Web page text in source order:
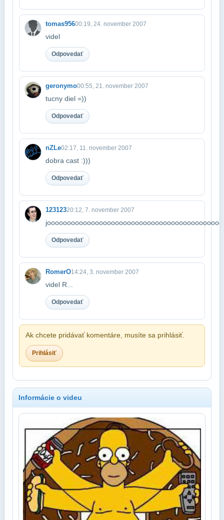
tomas95600:19, 24. november 2007
videl
Odpovedať
geronymo00:55, 21. november 2007
tucny diel =))
Odpovedať
nZLe02:17, 11. november 2007
dobra cast :)))
Odpovedať
12312320:12, 7. november 2007
Odpovedať
RomerO14:24, 3. november 2007
videl R...
Odpovedať
Ak chcete pridávať komentáre, musíte sa prihlásiť.
Prihlásiť
Informácie o videu